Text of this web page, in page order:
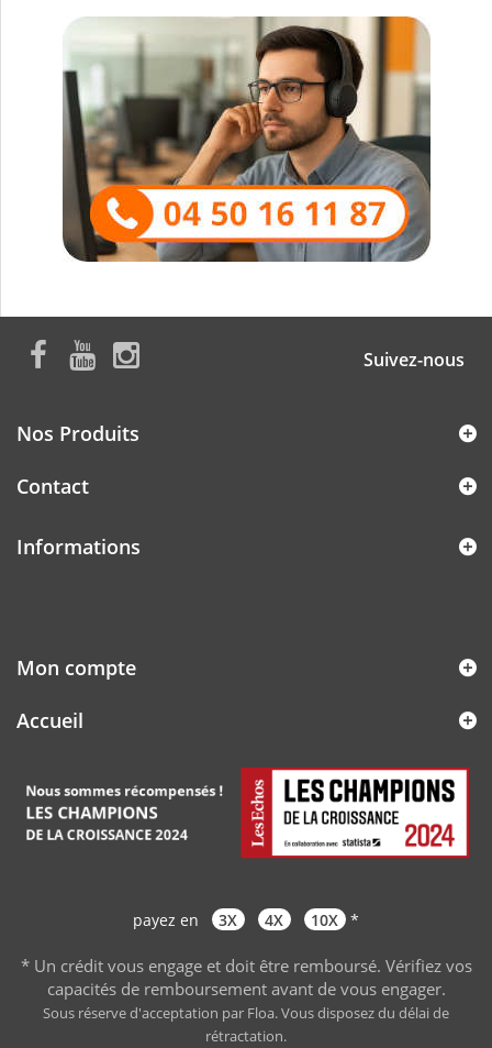
Suivez-nous
Nos Produits
Contact
Informations
Mon compte
Accueil
payez en 3X 4X 10X *
* Un crédit vous engage et doit être remboursé. Vérifiez vos
capacités de remboursement avant de vous engager.
Sous réserve d'acceptation par Floa. Vous disposez du délai de
rétractation.